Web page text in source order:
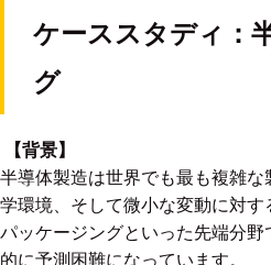
ケーススタディ：
グ
【背景】
半導体製造は世界でも最も複雑
学環境、そして微小な変動に対
パッケージングといった先端分
的に予測困難になっています。